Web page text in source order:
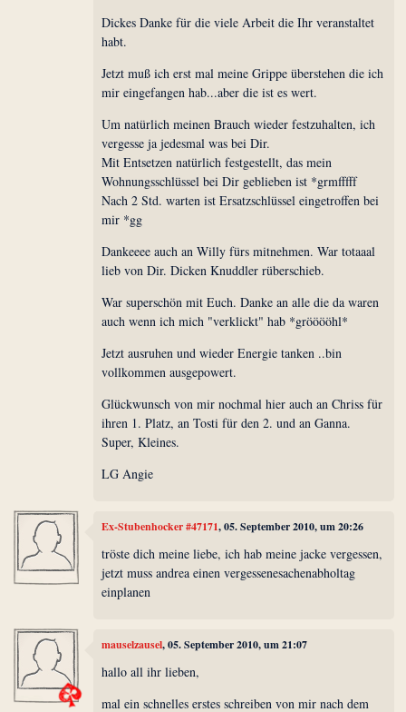
Dickes Danke für die viele Arbeit die Ihr veranstaltet
habt.
Jetzt muß ich erst mal meine Grippe überstehen die ich
mir eingefangen hab...aber die ist es wert.
Um natürlich meinen Brauch wieder festzuhalten, ich
vergesse ja jedesmal was bei Dir.
Mit Entsetzen natürlich festgestellt, das mein
Wohnungsschlüssel bei Dir geblieben ist *grmfffff
Nach 2 Std. warten ist Ersatzschlüssel eingetroffen bei
mir *gg
Dankeeee auch an Willy fürs mitnehmen. War totaaal
lieb von Dir. Dicken Knuddler rüberschieb.
War superschön mit Euch. Danke an alle die da waren
auch wenn ich mich "verklickt" hab *grööööhl*
Jetzt ausruhen und wieder Energie tanken ..bin
vollkommen ausgepowert.
Glückwunsch von mir nochmal hier auch an Chriss für
ihren 1. Platz, an Tosti für den 2. und an Ganna.
Super, Kleines.
LG Angie
Ex-Stubenhocker #47171, 05. September 2010, um 20:26
tröste dich meine liebe, ich hab meine jacke vergessen,
jetzt muss andrea einen vergessenesachenabholtag
einplanen
mauselzausel, 05. September 2010, um 21:07
hallo all ihr lieben,
mal ein schnelles erstes schreiben von mir nach dem